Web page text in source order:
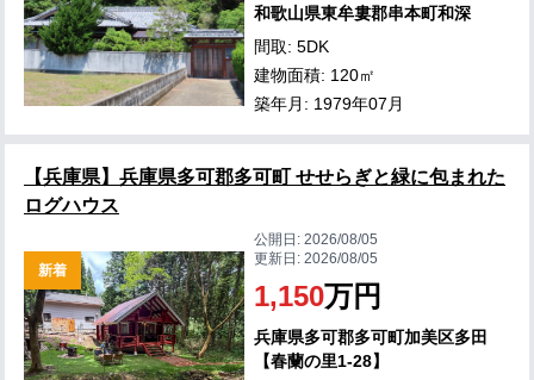
和歌山県東牟婁郡串本町和深
間取: 5DK
建物面積: 120㎡
築年月: 1979年07月
【兵庫県】兵庫県多可郡多可町 せせらぎと緑に包まれた
ログハウス
新着
公開日:2026/08/05
更新日:2026/08/05
1,150万円
兵庫県多可郡多可町加美区多田
【春蘭の里1-28】